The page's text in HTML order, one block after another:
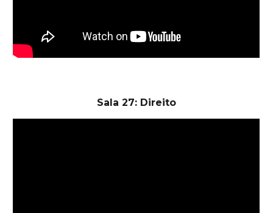
Sala 27: Direito